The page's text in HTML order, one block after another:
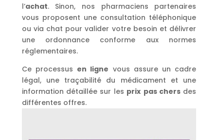
l’achat. Sinon, nos pharmaciens partenaires
vous proposent une consultation téléphonique
ou via chat pour valider votre besoin et délivrer
une ordonnance conforme aux normes
réglementaires.
Ce processus en ligne vous assure un cadre
légal, une traçabilité du médicament et une
information détaillée sur les prix pas chersdes
différentes offres.